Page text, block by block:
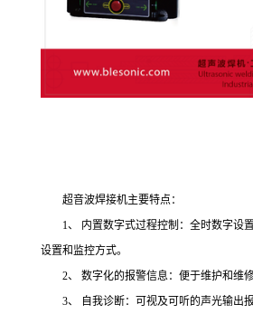
超音波焊接机主要特点：
1、 内置数字式过程控制：全时数字设
设置和监控方式。
2、 数字化的报警信息：便于维护和维修
3、 自我诊断：可视及可听的声光输出报